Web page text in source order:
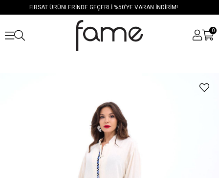
FIRSAT ÜRÜNLERİNDE GEÇERLİ %50’YE VARAN İNDİRİM!
0